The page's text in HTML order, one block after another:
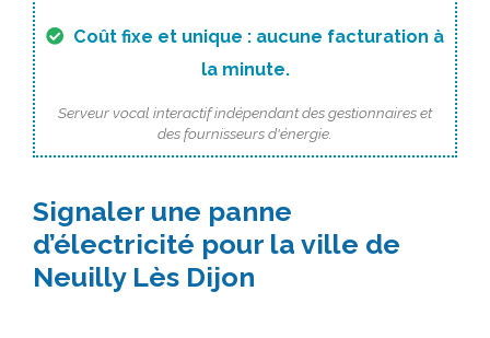
Coût fixe et unique : aucune facturation à
la minute.
Serveur vocal interactif indépendant des gestionnaires et
des fournisseurs d'énergie.
Signaler une panne
d’électricité pour la ville de
Neuilly Lès Dijon